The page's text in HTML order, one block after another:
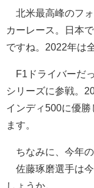
北米最高峰のフォ
カーレース。日本
ですね。2022年は
F1ドライバーだ
シリーズに参戦。
インディ500に優
ます。
ちなみに、今年の
佐藤琢磨選手は
しょうか。